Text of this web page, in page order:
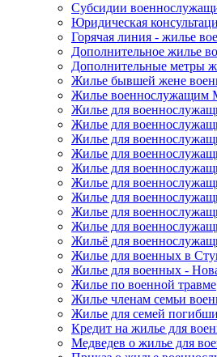
Субсидии
Юридическая
Горячая линия - жилье
Дополнительное жилье
Дополнительные метры
Жилье бывшей жене
Жилье военнослужащим
Жилье для
Жилье для
Жилье для
Жилье для
Жилье для
Жилье для
Жилье для
Жилье для
Жилье для
Жильё для
Жилье для военных в
Жилье для военных -
Жилье по военной травме
Жилье членам семьи
Жилье для семей
Кредит на жилье для
Медведев о жилье для